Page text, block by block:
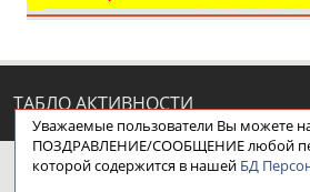
ТАБЛО АКТИВНОСТИ
ЦЕЛИ ПРОЕКТА
Уважаемые пользователи Вы можете
ПОЗДРАВЛЕНИЕ/СООБЩЕНИЕ любой
которой содержится в нашей БД